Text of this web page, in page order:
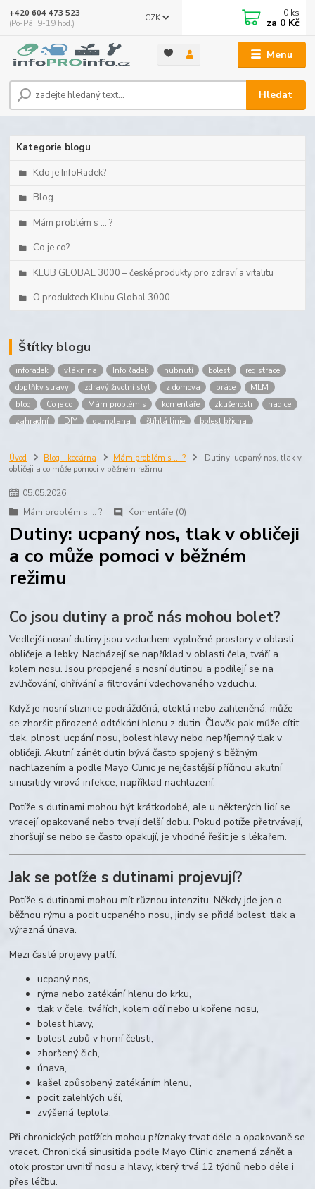
Menu
CZK
Hledat
+420 604 473 523
(Po-Pá, 9-19 hod.)
0 ks
za 0 Kč
Kategorie blogu
Kdo je InfoRadek?
Blog
Mám problém s ... ?
Co je co?
KLUB GLOBAL 3000 – české produkty pro zdraví a vitalitu
O produktech Klubu Global 3000
Štítky blogu
inforadek vláknina InfoRadek hubnutí bolest
registrace
doplňky stravy
zdravý životní styl z domova práce
MLM
blog
Co je co Mám problém s komentáře zkušenosti
hadice
zahradní
DIY gumolana štíhlá linie
bolest břicha
Prokloub
Vláknina spolupráce body peníze
brigáda
nákup
prodej budování sítě multi
maltodextrin
Úvod Blog - kecárna Mám problém s ... ?
Dutiny: ucpaný nos, tlak v
obličeji a co může pomoci v běžném režimu
05.05.2026
Mám problém s ... ?
Komentáře (0)
Dutiny: ucpaný nos, tlak v obličeji
a co může pomoci v běžném
režimu
Co jsou dutiny a proč nás mohou bolet?
Vedlejší nosní dutiny jsou vzduchem vyplněné prostory v oblasti
obličeje a lebky. Nacházejí se například v oblasti čela, tváří a
kolem nosu. Jsou propojené s nosní dutinou a podílejí se na
zvlhčování, ohřívání a filtrování vdechovaného vzduchu.
Když je nosní sliznice podrážděná, oteklá nebo zahleněná, může
se zhoršit přirozené odtékání hlenu z dutin. Člověk pak může cítit
tlak, plnost, ucpání nosu, bolest hlavy nebo nepříjemný tlak v
obličeji. Akutní zánět dutin bývá často spojený s běžným
nachlazením a podle Mayo Clinic je nejčastější příčinou akutní
sinusitidy virová infekce, například nachlazení.
Potíže s dutinami mohou být krátkodobé, ale u některých lidí se
vracejí opakovaně nebo trvají delší dobu. Pokud potíže přetrvávají,
zhoršují se nebo se často opakují, je vhodné řešit je s lékařem.
Jak se potíže s dutinami projevují?
Potíže s dutinami mohou mít různou intenzitu. Někdy jde jen o
běžnou rýmu a pocit ucpaného nosu, jindy se přidá bolest, tlak a
výrazná únava.
Mezi časté projevy patří:
ucpaný nos,
rýma nebo zatékání hlenu do krku,
tlak v čele, tvářích, kolem očí nebo u kořene nosu,
bolest hlavy,
bolest zubů v horní čelisti,
zhoršený čich,
únava,
kašel způsobený zatékáním hlenu,
pocit zalehlých uší,
zvýšená teplota.
Při chronických potížích mohou příznaky trvat déle a opakovaně se
vracet. Chronická sinusitida podle Mayo Clinic znamená zánět a
otok prostor uvnitř nosu a hlavy, který trvá 12 týdnů nebo déle i
přes léčbu.